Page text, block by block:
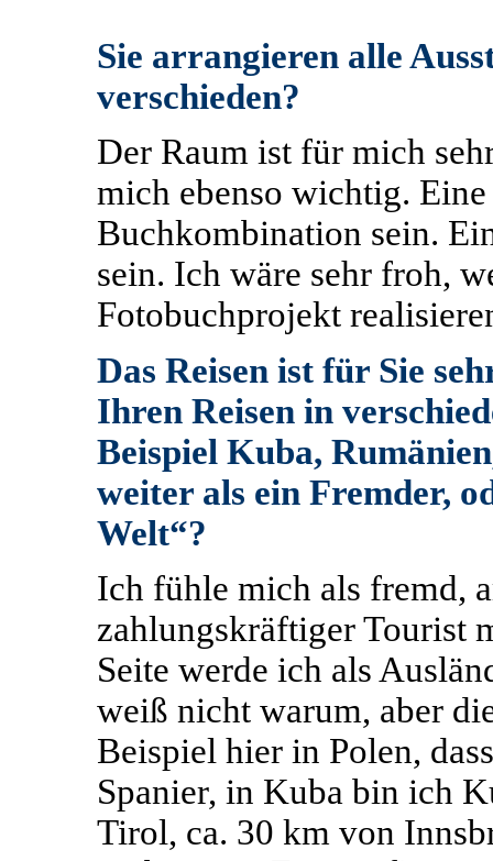
Sie arrangieren alle
verschieden?
Der Raum ist für mich
mich ebenso wichtig.
Buchkombination sein.
sein. Ich wäre sehr froh,
Fotobuchprojekt
Das Reisen ist für Sie
Ihren Reisen in
Beispiel Kuba,
weiter als ein Fremder,
Welt“?
Ich fühle mich als fremd,
zahlungskräftiger Tourist
Seite werde ich als
weiß nicht warum, aber
Beispiel hier in Polen,
Spanier, in Kuba bin ich
Tirol, ca. 30 km von